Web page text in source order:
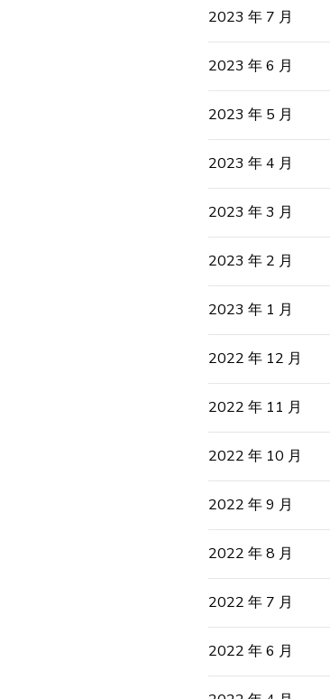
2023 年 7 月
2023 年 6 月
2023 年 5 月
2023 年 4 月
2023 年 3 月
2023 年 2 月
2023 年 1 月
2022 年 12 月
2022 年 11 月
2022 年 10 月
2022 年 9 月
2022 年 8 月
2022 年 7 月
2022 年 6 月